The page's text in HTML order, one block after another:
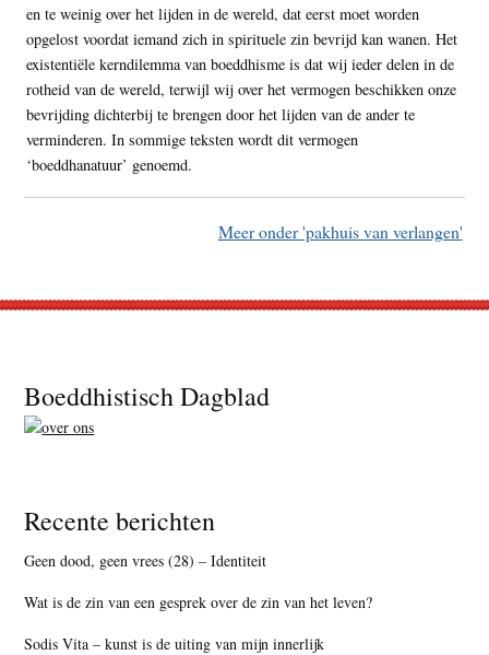
en te weinig over het lijden in de wereld, dat eerst moet worden
opgelost voordat iemand zich in spirituele zin bevrijd kan wanen. Het
existentiële kerndilemma van boeddhisme is dat wij ieder delen in de
rotheid van de wereld, terwijl wij over het vermogen beschikken onze
bevrijding dichterbij te brengen door het lijden van de ander te
verminderen. In sommige teksten wordt dit vermogen
‘boeddhanatuur’ genoemd.
Meer onder 'pakhuis van verlangen'
Footer
Boeddhistisch Dagblad
Recente berichten
Geen dood, geen vrees (28) – Identiteit
Wat is de zin van een gesprek over de zin van het leven?
Sodis Vita – kunst is de uiting van mijn innerlijk